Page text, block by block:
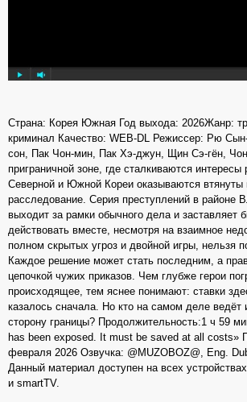
Страна: Корея Южная Год выхода: 2026Жанр:
криминал Качество: WEB-DL Режиссер: Рю
сон, Пак Чон-мин, Пак Хэ-джун, Щин Сэ-гён,
приграничной зоне, где сталкиваются интересы
Северной и Южной Кореи оказываются втянуты
расследование. Серия преступлений в районе
выходит за рамки обычного дела и заставляет
действовать вместе, несмотря на взаимное
полном скрытых угроз и двойной игры, нельзя
Каждое решение может стать последним, а
цепочкой чужих приказов. Чем глубже герои
происходящее, тем яснее понимают: ставки
казалось сначала. Но кто на самом деле ведёт
сторону границы? Продолжительность:1 ч 59
has been exposed. It must be saved at all costs»
февраля 2026 Озвучка: @MUZOBOZ@, Eng.
Данный материал доступен на всех
и smartTV.